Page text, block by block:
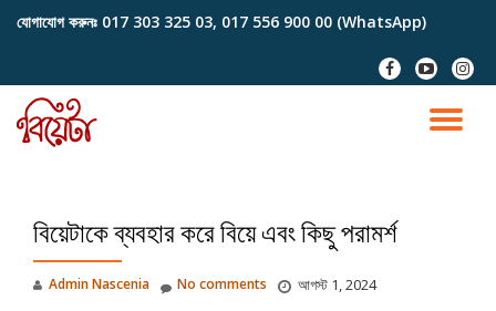
content
যোগাযোগ করুনঃ 017 303 325 03, 017 556 900 00 (WhatsApp)
fa-
facebook
fa-
youtube-
play
fa-
বিয়েটাকে ব্যবহার করে বিয়ে এবং কিছু পরামর্শ
Admin Nascenia আগস্ট 1, 2024
No comments